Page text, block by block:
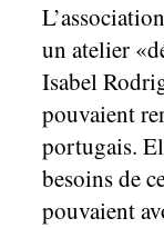
un atelier
Isabel
pouvaient
portugais.
besoins de
pouvaient